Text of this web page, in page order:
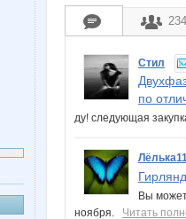
Стил
по
ду! следующая
Вы может
ноября. Читать